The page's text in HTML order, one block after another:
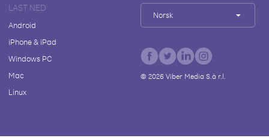
LAST NED
Android
iPhone & iPad
Windows PC
Mac
Linux
Norsk
© 2026Viber Media S.à r.l.